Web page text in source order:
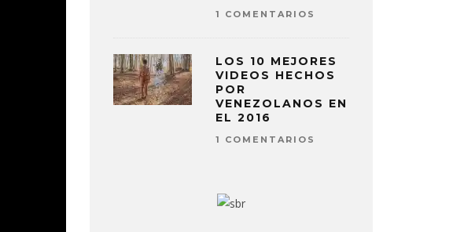
1 COMENTARIOS
LOS 10 MEJORES
VIDEOS HECHOS
POR
VENEZOLANOS EN
EL 2016
1 COMENTARIOS